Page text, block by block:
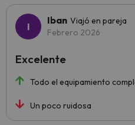
Iban Viajó en pareja
Febrero 2026
Todo el equipamiento
Un poco ruidosa
Excelente